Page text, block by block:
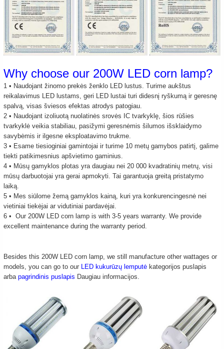
Why choose our 200W LED corn lamp?
1 • Naudojant žinomo prekės ženklo LED lustus. Turime aukštus
reikalavimus LED lustams, geri LED lustai turi didesnį ryškumą ir geresnę
spalvą, visas šviesos efektas atrodys patogiau.
2 • Naudojant izoliuotą nuolatinės srovės IC tvarkyklę, šios rūšies
tvarkyklė veikia stabiliau, pasižymi geresnėmis šilumos išsklaidymo
savybėmis ir ilgesne eksploatavimo trukme.
3 • Esame tiesioginiai gamintojai ir turime 10 metų gamybos patirtį, galime
tiekti patikimesnius apšvietimo gaminius.
4 • Mūsų gamyklos plotas yra daugiau nei 20 000 kvadratinių metrų, visi
mūsų darbuotojai yra gerai apmokyti. Tai garantuoja greitą pristatymo
laiką.
5 • Mes siūlome žemą gamyklos kainą, kuri yra konkurencingesnė nei
vietiniai tiekėjai ar vidutiniai pardavėjai.
6 • Our 200W LED corn lamp is with 3-5 years warranty. We provide
excellent maintenance during the warranty period.
Besides this 200W LED corn lamp, we still manufacture other wattages or
models, you can go to our
LED kukurūzų lemputė kategorijos puslapis
arbapagrindinis puslapis Daugiau informacijos.